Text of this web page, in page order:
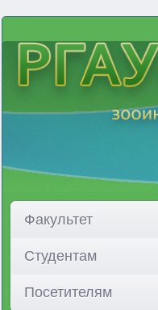
Факультет
Студентам
Посетителям